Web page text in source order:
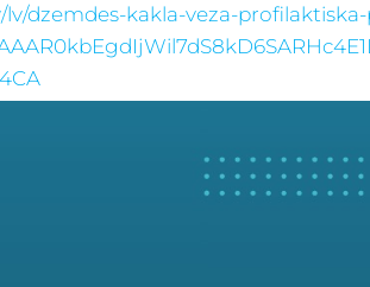
lv/dzemdes-kakla-veza-